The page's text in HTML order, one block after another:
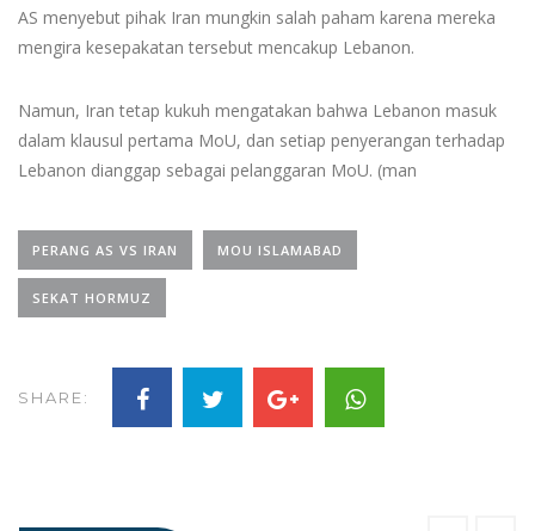
AS menyebut pihak Iran mungkin salah paham karena mereka
mengira kesepakatan tersebut mencakup Lebanon.
Namun, Iran tetap kukuh mengatakan bahwa Lebanon masuk
dalam klausul pertama MoU, dan setiap penyerangan terhadap
Lebanon dianggap sebagai pelanggaran MoU. (man
PERANG AS VS IRAN MOU ISLAMABAD
SEKAT HORMUZ
SHARE: